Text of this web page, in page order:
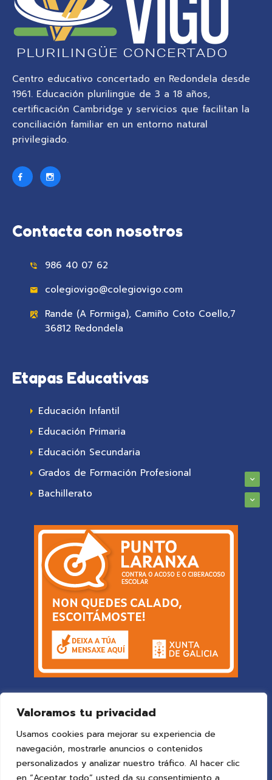
Valoramos tu privacidad
Usamos cookies para mejorar su experiencia de
navegación, mostrarle anuncios o contenidos
personalizados y analizar nuestro tráfico. Al hacer clic
Centro educativo concertado en Redondela desde
1961. Educación plurilingüe de 3 a 18 años,
certificación Cambridge y servicios que facilitan la
conciliación familiar en un entorno natural
privilegiado.
Contacta con nosotros
986 40 07 62
colegiovigo@colegiovigo.com
Rande (A Formiga), Camiño Coto Coello,7
36812 Redondela
Etapas Educativas
Educación Infantil
Educación Primaria
Educación Secundaria
Grados de Formación Profesional
Bachillerato